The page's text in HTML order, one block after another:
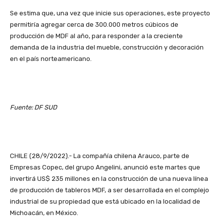
Se estima que, una vez que inicie sus operaciones, este proyecto
permitiría agregar cerca de 300.000 metros cúbicos de
producción de MDF al año, para responder a la creciente
demanda de la industria del mueble, construcción y decoración
en el país norteamericano.
Fuente: DF SUD
CHILE (28/9/2022).- La compañía chilena Arauco, parte de
Empresas Copec, del grupo Angelini, anunció este martes que
invertirá US$ 235 millones en la construcción de una nueva línea
de producción de tableros MDF, a ser desarrollada en el complejo
industrial de su propiedad que está ubicado en la localidad de
Michoacán, en México.